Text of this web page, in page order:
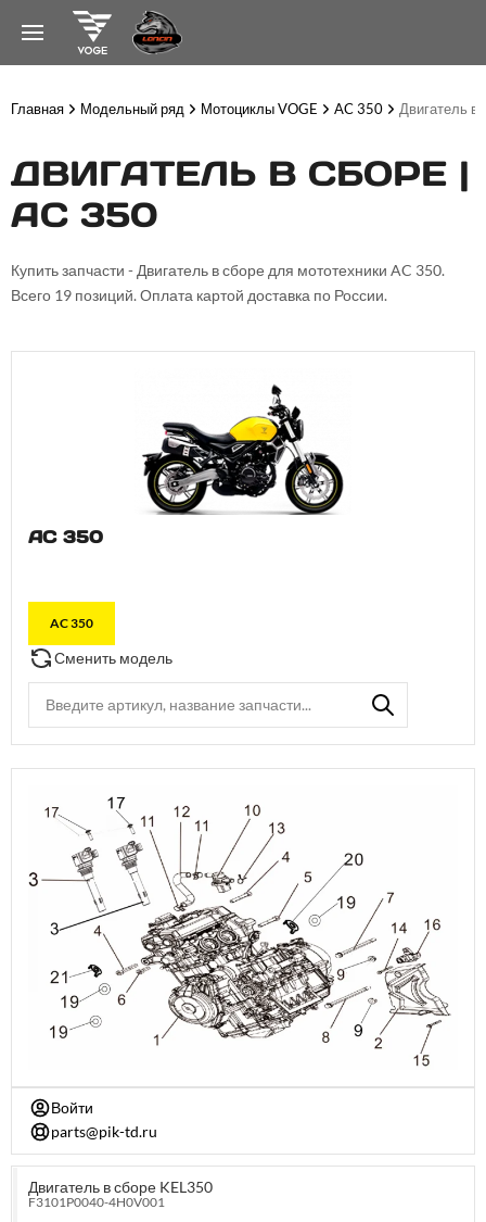
Главная Модельный ряд Мотоциклы VOGE AC 350 Двигатель в
ДВИГАТЕЛЬ В СБОРЕ |
AC 350
Купить запчасти - Двигатель в сборе для мототехники AC 350.
Всего 19 позиций. Оплата картой доставка по России.
AC 350
AC 350
Сменить модель
Войти
parts@pik-td.ru
Двигатель в сборе KEL350
F3101P0040-4H0V001